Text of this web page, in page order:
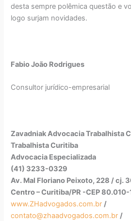
desta sempre polêmica questão e
logo surjam novidades.
Fabio João Rodrigues
Consultor jurídico-empresarial
Zavadniak Advocacia Trabalhista
Trabalhista Curitiba
Advocacia Especializada
(41) 3233-0329
Av. Mal Floriano Peixoto, 228 / cj.
Centro – Curitiba/PR -CEP
www.ZHadvogados.com.br /
contato@zhaadvogados.com.br /